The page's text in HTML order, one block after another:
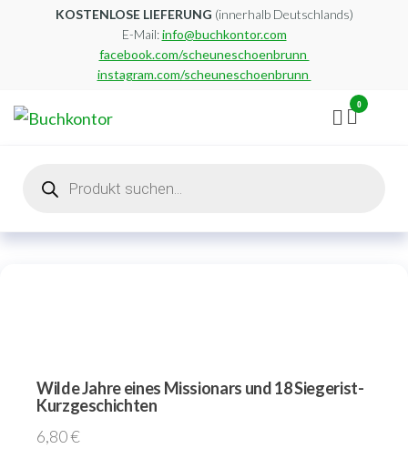
KOSTENLOSE LIEFERUNG (innerhalb Deutschlands)
E-Mail:info@buchkontor.com
facebook.com/scheuneschoenbrunn
instagram.com/scheuneschoenbrunn
0
search
Wilde Jahre eines Missionars und 18 Siegerist-
Kurzgeschichten
6,80€